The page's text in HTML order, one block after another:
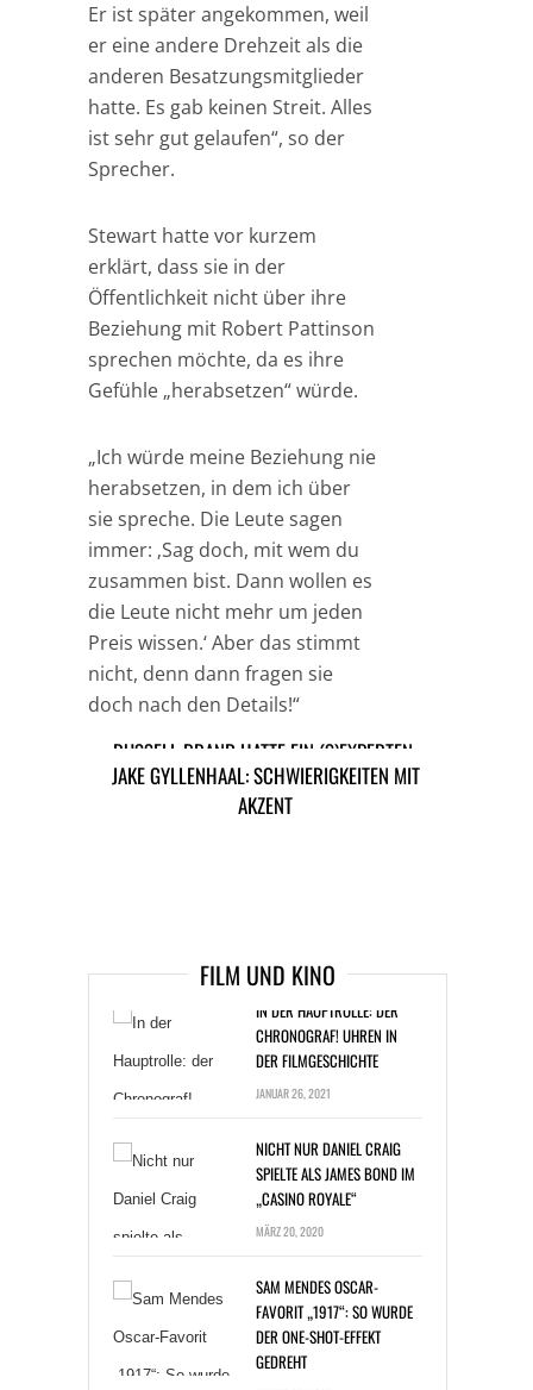
Er ist später angekommen, weil
er eine andere Drehzeit als die
anderen Besatzungsmitglieder
hatte. Es gab keinen Streit. Alles
ist sehr gut gelaufen“, so der
Sprecher.
Stewart hatte vor kurzem
erklärt, dass sie in der
Öffentlichkeit nicht über ihre
Beziehung mit Robert Pattinson
sprechen möchte, da es ihre
Gefühle „herabsetzen“ würde.
„Ich würde meine Beziehung nie
herabsetzen, in dem ich über
sie spreche. Die Leute sagen
immer: ‚Sag doch, mit wem du
zusammen bist. Dann wollen es
die Leute nicht mehr um jeden
Preis wissen.‘ Aber das stimmt
nicht, denn dann fragen sie
doch nach den Details!“
TAGS HOLLYWOOD KRISTEN STEWART
RUSSELL BRAND HATTE EIN (S)EXPERTEN-
TEAM
JAKE GYLLENHAAL: SCHWIERIGKEITEN MIT
AKZENT
FILM UND KINO
IN DER HAUPTROLLE: DER
CHRONOGRAF! UHREN IN
DER FILMGESCHICHTE
JANUAR 26, 2021
NICHT NUR DANIEL CRAIG
„CASINO ROYALE“
MÄRZ 20, 2020
SAM MENDES OSCAR-
DER ONE-SHOT-EFFEKT
GEDREHT
JANUAR 20, 2020